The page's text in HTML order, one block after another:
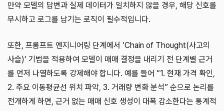
만약 모델의 답변과 실제 데이터가 일치하지 않을 경우, 해당 신호를
무시하고 로그를 남기는 로직이 필수적입니다.
또한, 프롬프트 엔지니어링 단계에서 ‘Chain of Thought(사고의
사슬)’ 기법을 적용하여 모델이 매매 결정을 내리기 전 단계별 근거
를 먼저 나열하도록 강제해야 합니다. 예를 들어 “1. 현재 가격 확인,
2. 주요 이동평균선 위치 파악, 3. 거래량 변화 분석” 순으로 논리를
전개하게 하면, 근거 없는 매매 신호 생성이 대폭 감소한다는 통계적